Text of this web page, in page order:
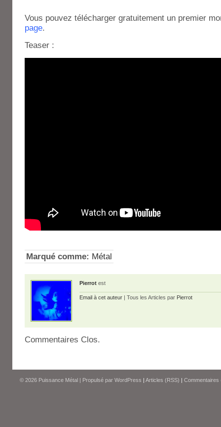
Vous pouvez télécharger gratuitement un premier
page.
Teaser :
Marqué comme: Métal
Pierrot est
Email à cet auteur | Tous les Articles par Pierrot
Commentaires Clos.
© 2026 Puissance Métal | Propulsé par WordPress | Articles (RSS) | Commentaires